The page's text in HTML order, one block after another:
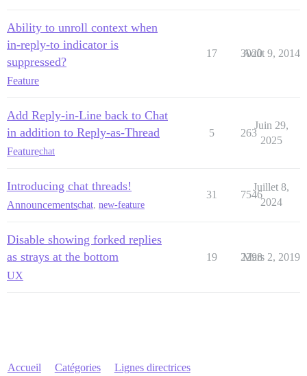
Ability to unroll context when
in-reply-to indicator is
suppressed?
Feature
17 3020
Août 9, 2014
Add Reply-in-Line back to Chat
in addition to Reply-as-Thread
Featurechat
5 263
Juin 29,
2025
Introducing chat threads!
Announcementschat, new-feature
31 7546
Juillet 8,
2024
Disable showing forked replies
as strays at the bottom
UX
19 2298
Mars 2, 2019
Accueil Catégories Lignes directrices